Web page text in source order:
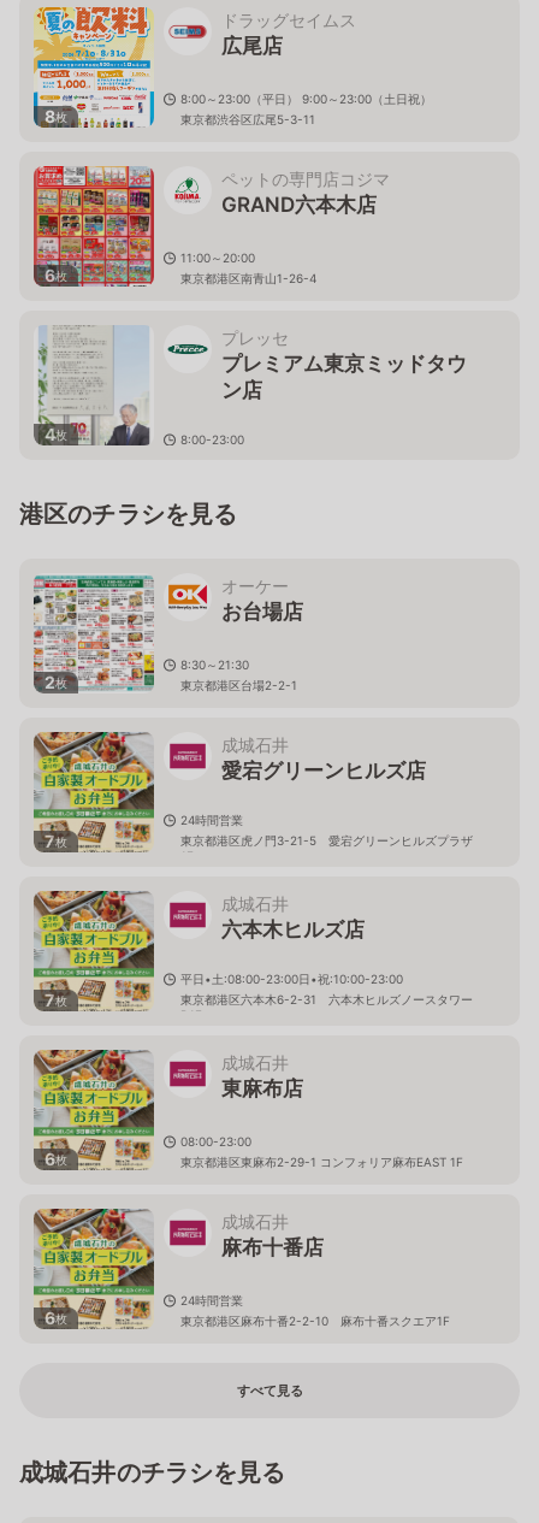
8枚
ドラッグセイムス
広尾店
8:00～23:00（平日） 9:00～23:00（土日祝）
東京都渋谷区広尾5-3-11
6枚
ペットの専門店コジマ
GRAND六本木店
11:00～20:00
東京都港区南青山1-26-4
4枚
プレッセ
プレミアム東京ミッドタウ
ン店
8:00-23:00
港区のチラシを見る
2枚
オーケー
お台場店
8:30～21:30
東京都港区台場2-2-1
7枚
成城石井
愛宕グリーンヒルズ店
24時間営業
東京都港区虎ノ門3-21-5 愛宕グリーンヒルズプラザ
1F
7枚
成城石井
六本木ヒルズ店
平日•土:08:00-23:00日•祝:10:00-23:00
東京都港区六本木6-2-31 六本木ヒルズノースタワー
B1F
6枚
成城石井
東麻布店
08:00-23:00
東京都港区東麻布2-29-1 コンフォリア麻布EAST 1F
6枚
成城石井
麻布十番店
24時間営業
東京都港区麻布十番2-2-10 麻布十番スクエア1F
すべて見る
成城石井のチラシを見る